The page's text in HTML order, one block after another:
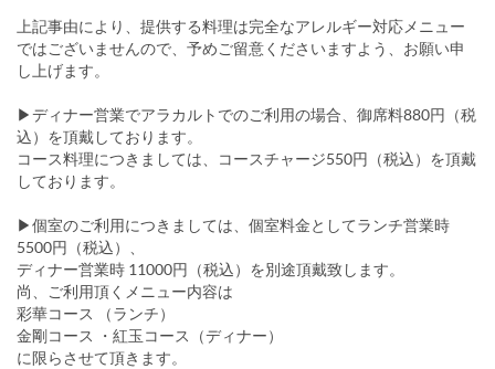
上記事由により、提供する料理は完全なアレルギー対応メニュー
ではございませんので、予めご留意くださいますよう、お願い申
し上げます。
▶ディナー営業でアラカルトでのご利用の場合、御席料880円（税
込）を頂戴しております。
コース料理につきましては、コースチャージ550円（税込）を頂戴
しております。
▶個室のご利用につきましては、個室料金としてランチ営業時
5500円（税込）、
ディナー営業時 11000円（税込）を別途頂戴致します。
尚、ご利用頂くメニュー内容は
彩華コース （ランチ）
金剛コース ・紅玉コース（ディナー）
に限らさせて頂きます。